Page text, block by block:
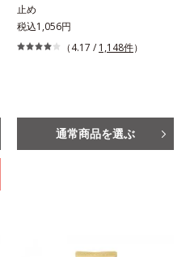
止め
税込1,056円
（4.17 / 1,148件）
通常商品を選ぶ